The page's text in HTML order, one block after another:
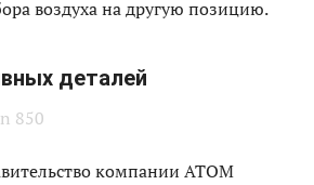
воздуха на другую позицию.
деталей
компании АТОМ